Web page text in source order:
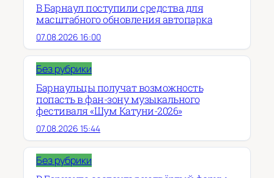
В Барнаул поступили средства для
масштабного обновления автопарка
07.08.2026 16:00
Без рубрики
Барнаульцы получат возможность
попасть в фан-зону музыкального
фестиваля «Шум Катуни-2026»
07.08.2026 15:44
Без рубрики